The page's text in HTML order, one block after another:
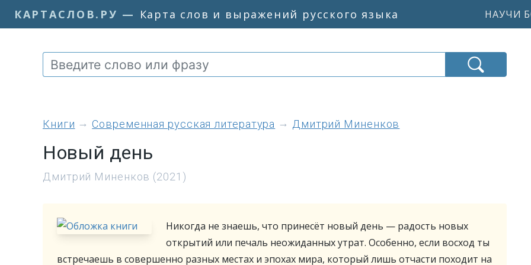
КАРТАСЛОВ.РУ — Карта слов и выражений русского языка НАУЧИ
книги Современная русская литература Дмитрий Миненков
Новый день
Дмитрий Миненков (2021)
Никогда не знаешь, что принесёт новый день — радость новых
открытий или печаль неожиданных утрат. Особенно, если восход ты
встречаешь в совершенно разных местах и эпохах мира, который лишь отчасти походит на